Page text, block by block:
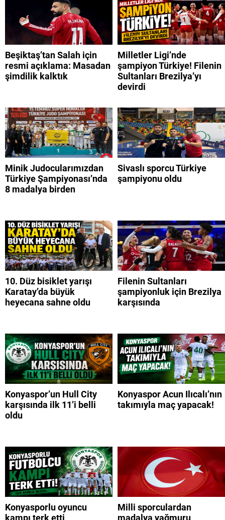
Beşiktaş’tan Salah için
resmi açıklama: Masadan
şimdilik kalktık
Milletler Ligi’nde
şampiyon Türkiye! Filenin
Sultanları Brezilya’yı
devirdi
Minik Judocularımızdan
Türkiye Şampiyonası’nda
8 madalya birden
Sivaslı sporcu Türkiye
şampiyonu oldu
10. Düz bisiklet yarışı
Karatay’da büyük
heyecana sahne oldu
Filenin Sultanları
şampiyonluk için Brezilya
karşısında
Konyaspor’un Hull City
karşısında ilk 11’i belli
oldu
Konyaspor Acun Ilıcalı’nın
takımıyla maç yapacak!
Konyasporlu oyuncu
kampı terk etti
Milli sporculardan
madalya yağmuru